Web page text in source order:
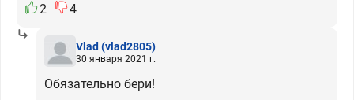
2
4
Vlad(vlad2805)
30 января 2021 г.
Обязательно бери!